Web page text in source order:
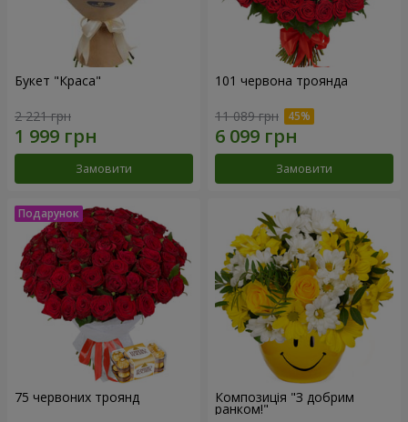
Букет "Краса"
2 221 грн
Замовити
101 червона троянда
11 089 грн
Замовити
75 червоних троянд Композиція "З добрим
ранком!"